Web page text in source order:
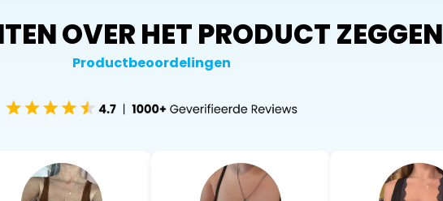
OVER HET PRODUCT ZEGGEN
Productbeoordelingen